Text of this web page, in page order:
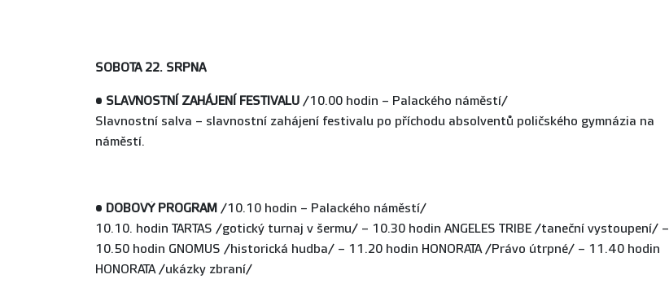
SOBOTA 22. SRPNA
• SLAVNOSTNÍ ZAHÁJENÍ FESTIVALU /10.00 hodin – Palackého náměstí/
Slavnostní salva – slavnostní zahájení festivalu po příchodu absolventů poličského gymnázia na
náměstí.
• DOBOVÝ PROGRAM /10.10 hodin – Palackého náměstí/
10.10. hodin TARTAS /gotický turnaj v šermu/ – 10.30 hodin ANGELES TRIBE /taneční vystoupení/ –
10.50 hodin GNOMUS /historická hudba/ – 11.20 hodin HONORATA /Právo útrpné/ – 11.40 hodin
HONORATA /ukázky zbraní/